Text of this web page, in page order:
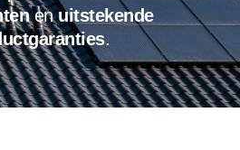
enuitstekende
.